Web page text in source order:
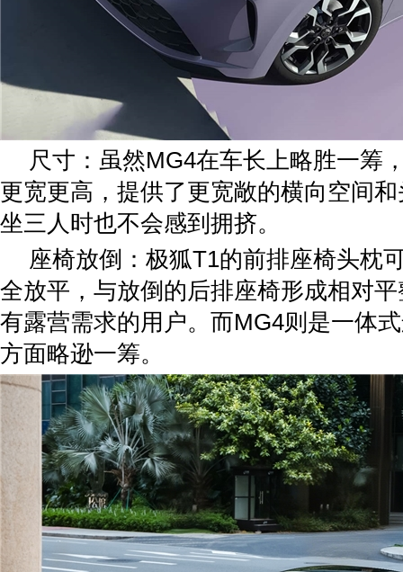
尺寸：虽然MG4在车长上略胜一筹
更宽更高，提供了更宽敞的横向空间
坐三人时也不会感到拥挤。
座椅放倒：极狐T1的前排座椅头枕
全放平，与放倒的后排座椅形成相对
有露营需求的用户。而MG4则是一体
方面略逊一筹。